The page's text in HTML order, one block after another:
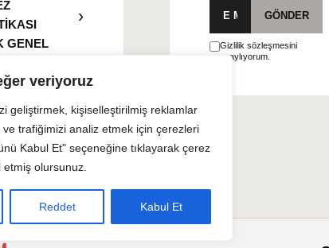
veriyoruz
geliştirmek, kişiselleştirilmiş reklamlar
trafiğimizi analiz etmek için çerezleri
Kabul Et" seçeneğine tıklayarak çerez
etmiş olursunuz.
Reddet Kabul Et
GENEL
GÖNDER
Gizlilik sözleşmesini
onaylıyorum.